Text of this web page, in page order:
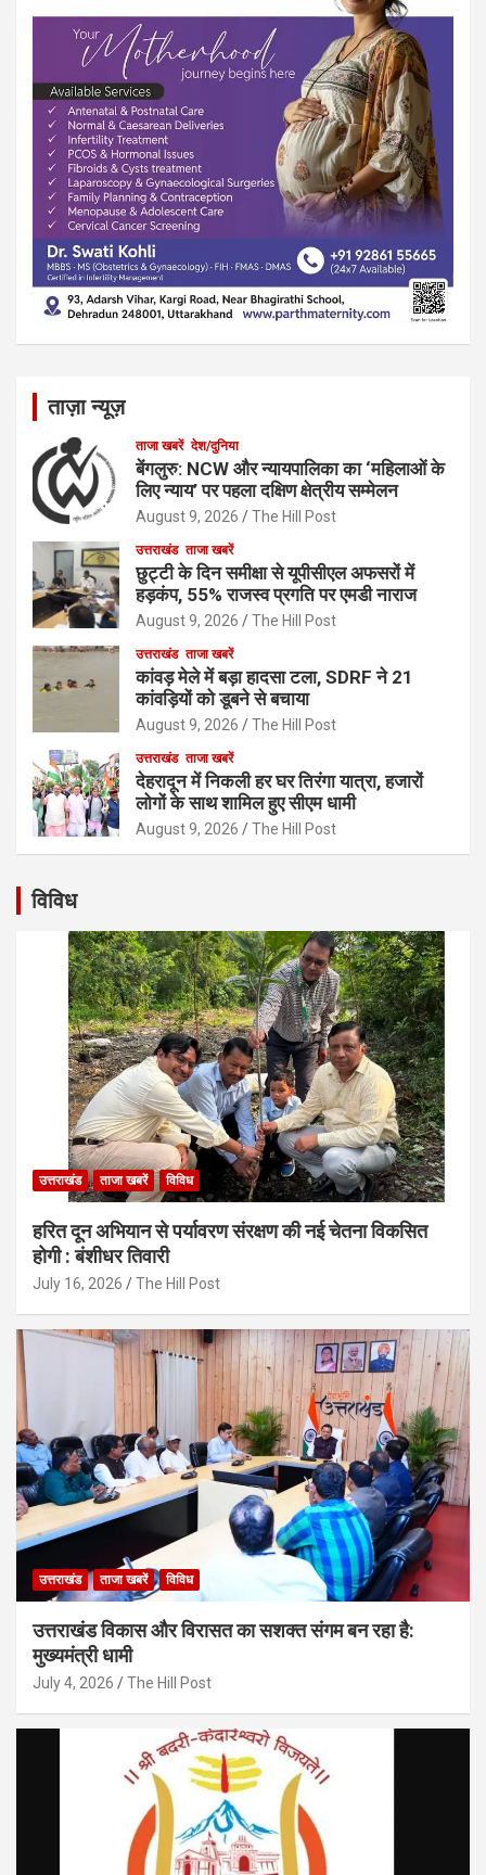
ताज़ा न्यूज़
ताजा खबरें देश/दुनिया
बेंगलुरु: NCW और न्यायपालिका का ‘महिलाओं के
लिए न्याय’ पर पहला दक्षिण क्षेत्रीय सम्मेलन
August 9, 2026 The Hill Post
उत्तराखंड ताजा खबरें
छुट्टी के दिन समीक्षा से यूपीसीएल अफसरों में
हड़कंप, 55% राजस्व प्रगति पर एमडी नाराज
August 9, 2026 The Hill Post
उत्तराखंड ताजा खबरें
कांवड़ मेले में बड़ा हादसा टला, SDRF ने 21
कांवड़ियों को डूबने से बचाया
August 9, 2026 The Hill Post
उत्तराखंड ताजा खबरें
देहरादून में निकली हर घर तिरंगा यात्रा, हजारों
लोगों के साथ शामिल हुए सीएम धामी
August 9, 2026 The Hill Post
विविध
उत्तराखंड ताजा खबरें विविध
हरित दून अभियान से पर्यावरण संरक्षण की नई चेतना विकसित
होगी : बंशीधर तिवारी
July 16, 2026 The Hill Post
उत्तराखंड ताजा खबरें विविध
उत्तराखंड विकास और विरासत का सशक्त संगम बन रहा है:
मुख्यमंत्री धामी
July 4, 2026 The Hill Post